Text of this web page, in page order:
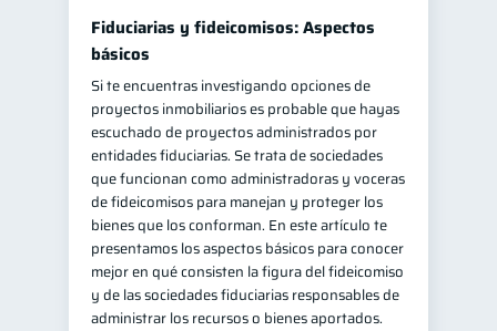
Fiduciarias y fideicomisos: Aspectos
básicos
Si te encuentras investigando opciones de
proyectos inmobiliarios es probable que hayas
escuchado de proyectos administrados por
entidades fiduciarias. Se trata de sociedades
que funcionan como administradoras y voceras
de fideicomisos para manejan y proteger los
bienes que los conforman. En este artículo te
presentamos los aspectos básicos para conocer
mejor en qué consisten la figura del fideicomiso
y de las sociedades fiduciarias responsables de
administrar los recursos o bienes aportados.